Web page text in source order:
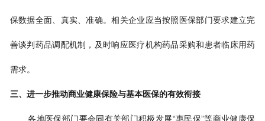
保数据全面、真实、准确。相关企业应当按照医保部门要求建立完
善谈判药品调配机制，及时响应医疗机构药品采购和患者临床用药
需求。
三、进一步推动商业健康保险与基本医保的有效衔接
各地医保部门要会同有关部门积极发展“惠民保”等商业健康保